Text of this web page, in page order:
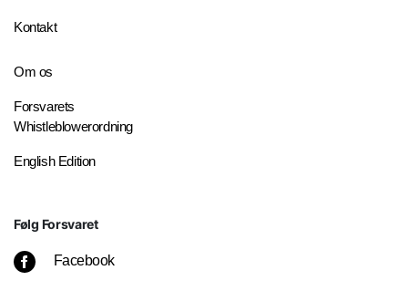
Kontakt
Om os
Forsvarets
Whistleblowerordning
English Edition
Følg Forsvaret
Facebook